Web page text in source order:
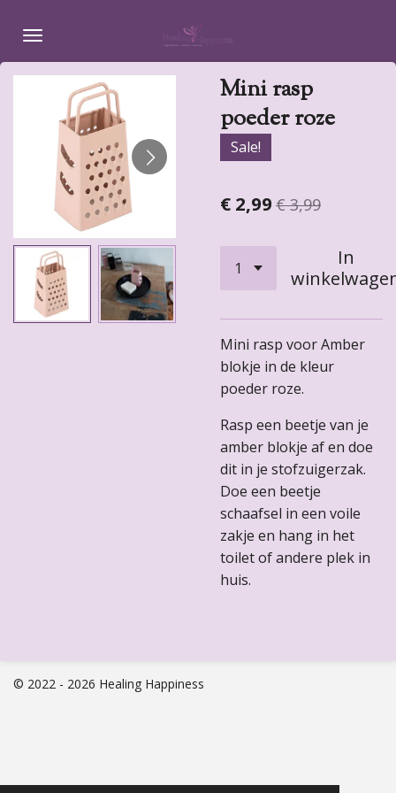
direct
naar
hoofdinhoud
Mini rasp
poeder roze
Sale!
€ 2,99 € 3,99
In
Mini rasp voor Amber
blokje in de kleur
poeder roze.
Rasp een beetje van je
amber blokje af en doe
dit in je stofzuigerzak.
Doe een beetje
schaafsel in een voile
zakje en hang in het
toilet of andere plek in
huis.
© 2022 - 2026 Healing Happiness